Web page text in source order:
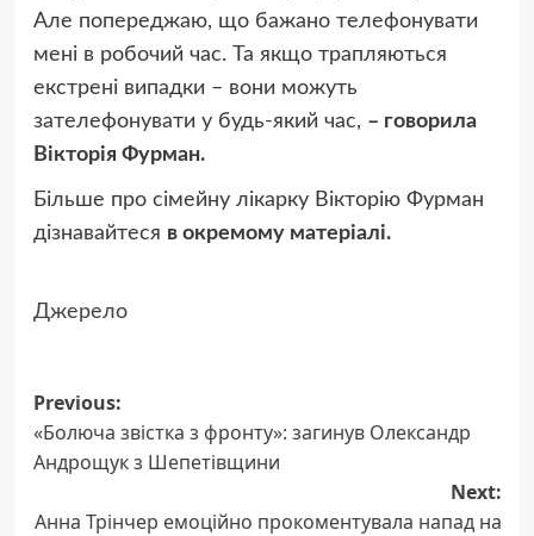
Але попереджаю, що бажано телефонувати
мені в робочий час. Та якщо трапляються
екстрені випадки – вони можуть
зателефонувати у будь-який час, – говорила
Вікторія Фурман.
Більше про сімейну лікарку Вікторію Фурман
дізнавайтеся в окремому матеріалі.
Джерело
Post
navigation
Previous:
«Болюча звістка з фронту»: загинув Олександр
Андрощук з Шепетівщини
Next:
Анна Трінчер емоційно прокоментувала напад на